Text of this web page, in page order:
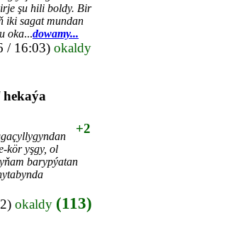
şu hili boldy. Bir
iki sagat mundan
oka...dowamy...
/ 16:03) okaldy
+2
kör yşgy, ol
barypýatan
okaldy (113)